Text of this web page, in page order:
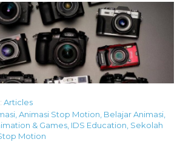
Articles
Animasi Stop Motion Belajar Animasi
& Games IDS Education Sekolah
Motion